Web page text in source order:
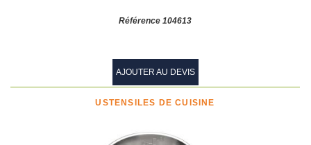
Référence 104613
AJOUTER AU DEVIS
USTENSILES DE CUISINE